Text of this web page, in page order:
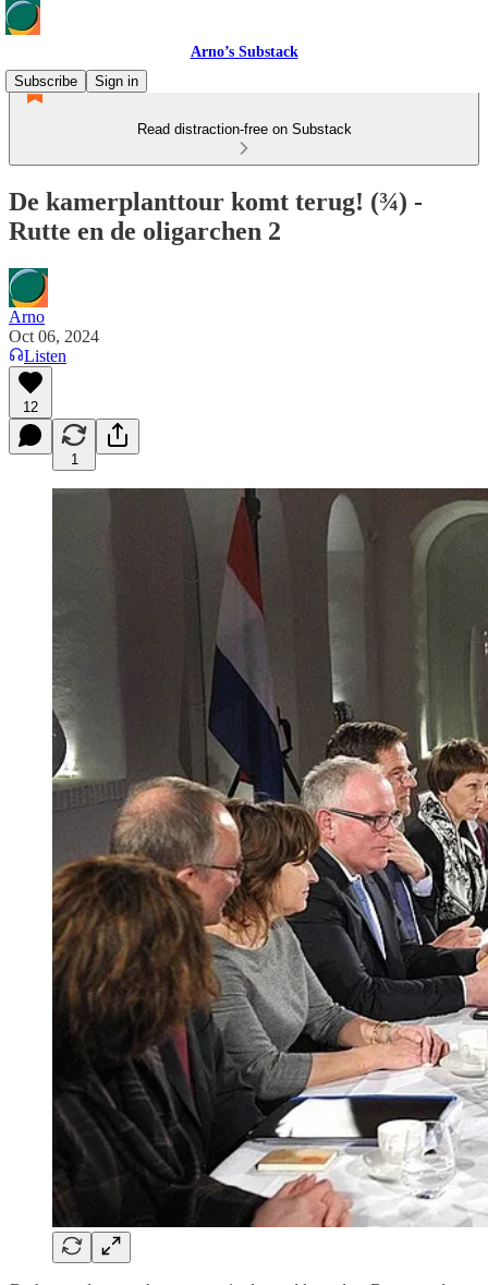
Arno’s Substack
Subscribe
Sign in
Read distraction-free on Substack
De kamerplanttour komt terug! (¾) -
Rutte en de oligarchen 2
Arno
Oct 06, 2024
Listen
12
1